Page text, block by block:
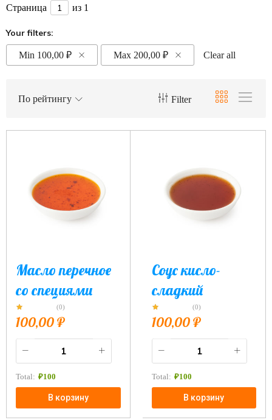
Страница из 1
Your filters:
Min 100,00 ₽ Max 200,00 ₽ Clear all
Filter
По рейтингу
Масло перечное
со специями
(0)
100,00₽
Total: ₽100
В корзину
Соус кисло-
сладкий
(0)
100,00₽
Total: ₽100
В корзину